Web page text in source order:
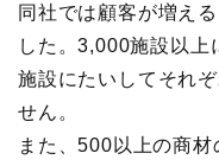
同社では顧客が増え
した。3,000施設以上
施設にたいしてそれ
せん。
また、500以上の商